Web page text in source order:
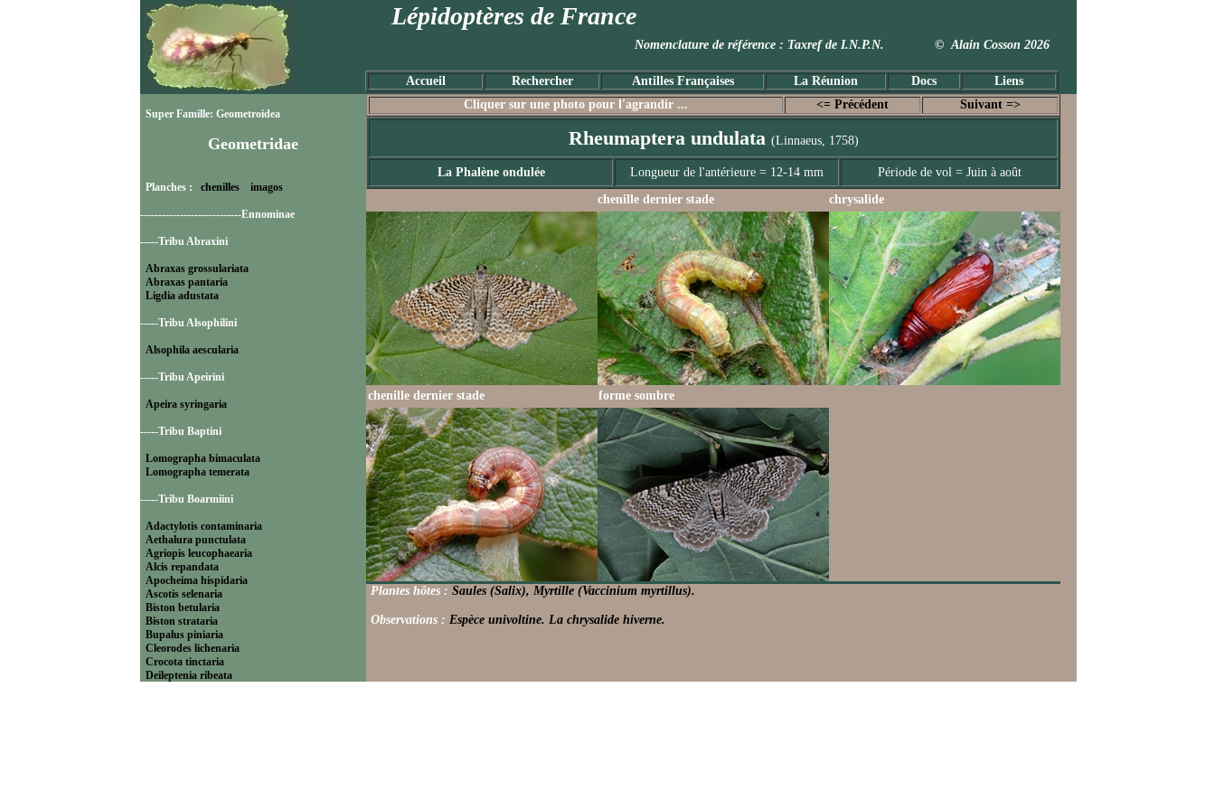
Lépidoptères de France
Nomenclature de référence : Taxref de I.N.P.N. © Alain Cosson 2026
Accueil Rechercher Antilles Françaises La Réunion Docs Liens
Super Famille: Geometroidea
Geometridae
Planches : chenilles imagos
----------------------------Ennominae
-----Tribu Abraxini
Abraxas grossulariata
Abraxas pantaria
Ligdia adustata
-----Tribu Alsophilini
Alsophila aescularia
-----Tribu Apeirini
Apeira syringaria
-----Tribu Baptini
Lomographa bimaculata
Lomographa temerata
-----Tribu Boarmiini
Adactylotis contaminaria
Aethalura punctulata
Agriopis leucophaearia
Alcis repandata
Apocheima hispidaria
Ascotis selenaria
Biston betularia
Biston strataria
Bupalus piniaria
Cleorodes lichenaria
Crocota tinctaria
Deileptenia ribeata
Cliquer sur une photo pour l'agrandir ... <= Précédent Suivant =>
Rheumaptera undulata (Linnaeus, 1758)
La Phalène ondulée Longueur de l'antérieure = 12-14 mm
Période de vol = Juin à août
chenille dernier stade
chrysalide
chenille dernier stade forme sombre
Plantes hôtes : Saules (Salix), Myrtille (Vaccinium myrtillus).
Observations : Espèce univoltine. La chrysalide hiverne.